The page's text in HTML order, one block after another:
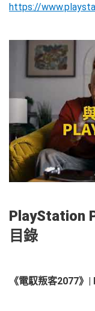
https://
PlayStation
目錄
《電馭叛客2077》